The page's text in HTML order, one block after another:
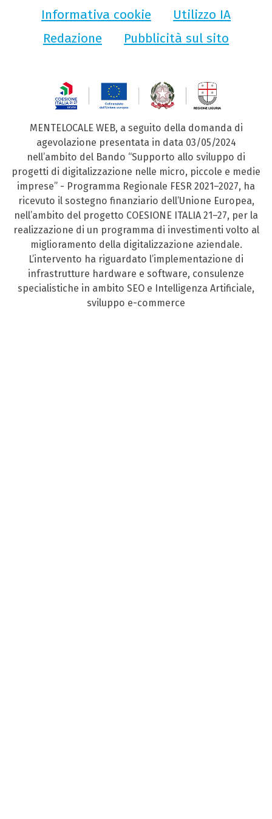
Informativa cookie
Utilizzo IA
Redazione
Pubblicità sul sito
MENTELOCALE WEB, a seguito della domanda di
agevolazione presentata in data 03/05/2024
nell’ambito del Bando “Supporto allo sviluppo di
progetti di digitalizzazione nelle micro, piccole e medie
imprese” - Programma Regionale FESR 2021–2027, ha
ricevuto il sostegno finanziario dell’Unione Europea,
nell’ambito del progetto COESIONE ITALIA 21–27, per la
realizzazione di un programma di investimenti volto al
miglioramento della digitalizzazione aziendale.
L’intervento ha riguardato l’implementazione di
infrastrutture hardware e software, consulenze
specialistiche in ambito SEO e Intelligenza Artificiale,
sviluppo e-commerce